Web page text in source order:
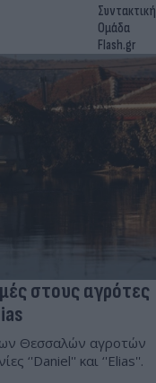
Συντακτική
Ομάδα
Flash.gr
στους αγρότες
Θεσσαλών αγροτών
‘'Daniel'' και ‘'Elias''.